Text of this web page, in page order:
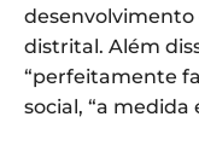
desenvolvimento
distrital. Além
“perfeitamente
social, “a medida